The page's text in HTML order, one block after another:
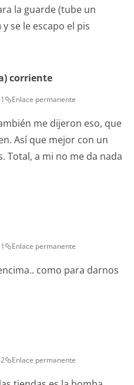
la guarde (tube un
se le escapo el pis
corriente
Enlace permanente
me dijeron eso, que
Así que mejor con un
Total, a mi no me da nada
Enlace permanente
como para darnos
Enlace permanente